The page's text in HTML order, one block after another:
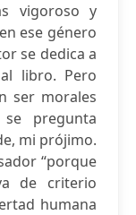
vigoroso y
ese género
se dedica a
libro. Pero
ser morales
se pregunta
mi prójimo.
“porque
de criterio
humana